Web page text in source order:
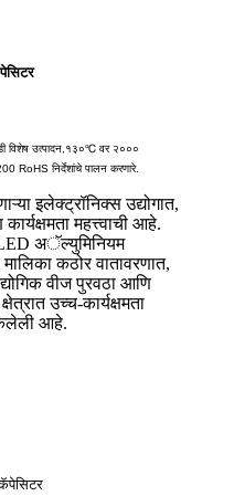
विशेष उत्पादन, १३०℃ वर २०००
RoHS निर्देशांचे पालन करणारे.
इलेक्ट्रॉनिक्स उद्योगात,
महत्त्वाची आहे.
अॅल्युमिनियम
कठोर वातावरणात,
वीज पुरवठा आणि
उच्च-कार्यक्षमता
केलेली आहे.